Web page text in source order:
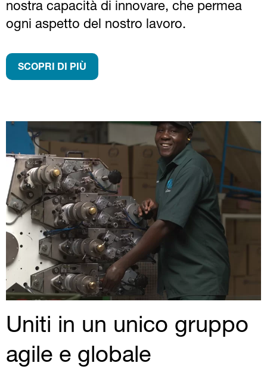
nostra capacità di innovare, che permea
ogni aspetto del nostro lavoro.
SCOPRI DI PIÙ
Uniti in un unico gruppo
agile e globale